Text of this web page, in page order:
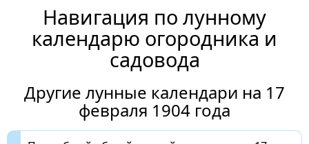
Навигация по лунному
календарю огородника и
садовода
Другие лунные календари на 17
февраля 1904 года